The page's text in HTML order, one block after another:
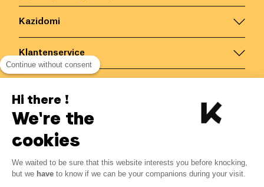
Kazidomi
Klantenservice
België/ NL
Continue without consent
Hi there !
We're the
cookies
We waited to be sure that this website interests you before knocking,
but we have to know if we can be your companions during your visit.